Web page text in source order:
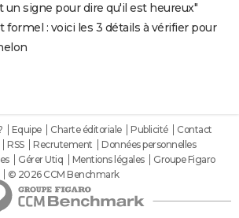
un signe pour dire qu'il est heureux"
formel : voici les 3 détails à vérifier pour
Equipe Charte éditoriale Publicité
Contact
RSS Recrutement
Données personnelles
Gérer Utiq Mentions légales
Groupe Figaro
© 2026 CCM Benchmark